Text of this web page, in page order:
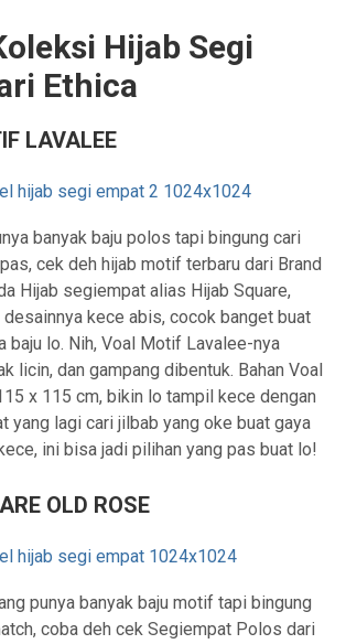
Hijab Segi
Ethica
LAVALEE
banyak baju polos tapi bingung cari
cek deh hijab motif terbaru dari Brand
Hijab segiempat alias Hijab Square,
desainnya kece abis, cocok banget buat
baju lo. Nih, Voal Motif Lavalee-nya
licin, dan gampang dibentuk. Bahan Voal
x 115 cm, bikin lo tampil kece dengan
yang lagi cari jilbab yang oke buat gaya
ini bisa jadi pilihan yang pas buat lo!
OLD ROSE
punya banyak baju motif tapi bingung
coba deh cek Segiempat Polos dari